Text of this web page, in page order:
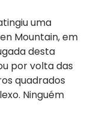
uma
Mountain, em
desta
por volta das
quadrados
Ninguém